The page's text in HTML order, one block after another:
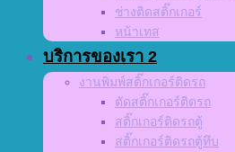
ช่างติดสติ๊กเกอร์
หน้าเทส
บริการของเรา 2
งานพิมพ์สติ๊กเกอร์ติดรถ
ตัดสติ๊กเกอร์ติดรถ
สติ๊กเกอร์ติดรถตู้
สติ๊กเกอร์ติดรถตู้ทึบ